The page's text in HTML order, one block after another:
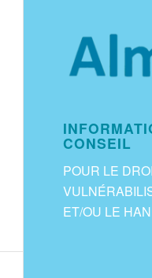
CONSEIL
POUR LE
ET/OU LE